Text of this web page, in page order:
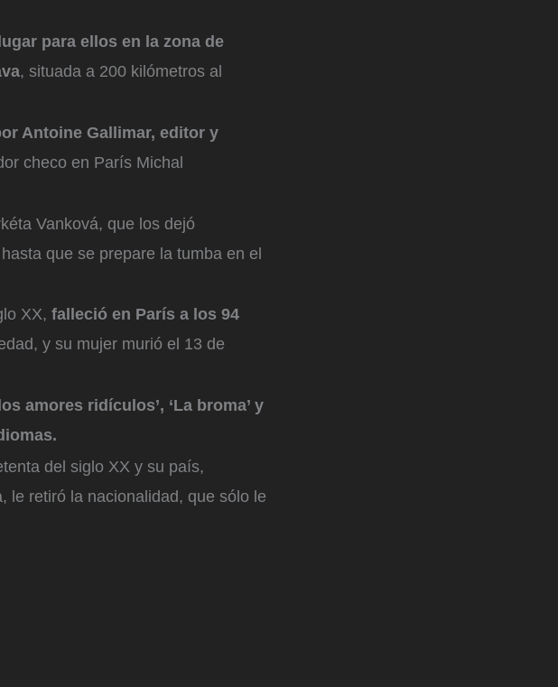
para ellos en la zona de
, situada a 200 kilómetros al
Antoine Gallimar, editor y
checo en París Michal
Vanková, que los dejó
que se prepare la tumba en el
XX, falleció en París a los 94
y su mujer murió el 13 de
amores ridículos’, ‘La broma’ y
del siglo XX y su país,
le retiró la nacionalidad, que sólo le